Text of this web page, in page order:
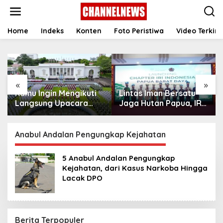
t
Home Indeks Konten Foto Peristiwa Video Terkini
« »
Kamu Ingin Mengikuti
Langsung Upacara
HUT Ke-81
Istana? Ini Link
Pendaftaran Resminya
di Sini
Lintas Iman Bersatu
Jaga Hutan Papua, IRI
Indonesia Resmikan
Daya
Anabul Andalan Pengungkap Kejahatan
5 Anabul Andalan Pengungkap
Kejahatan, dari Kasus Narkoba Hingga
Lacak DPO
Berita Terpopuler